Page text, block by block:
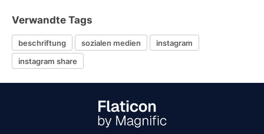
Verwandte Tags
beschriftung sozialen medien
instagram
instagram share